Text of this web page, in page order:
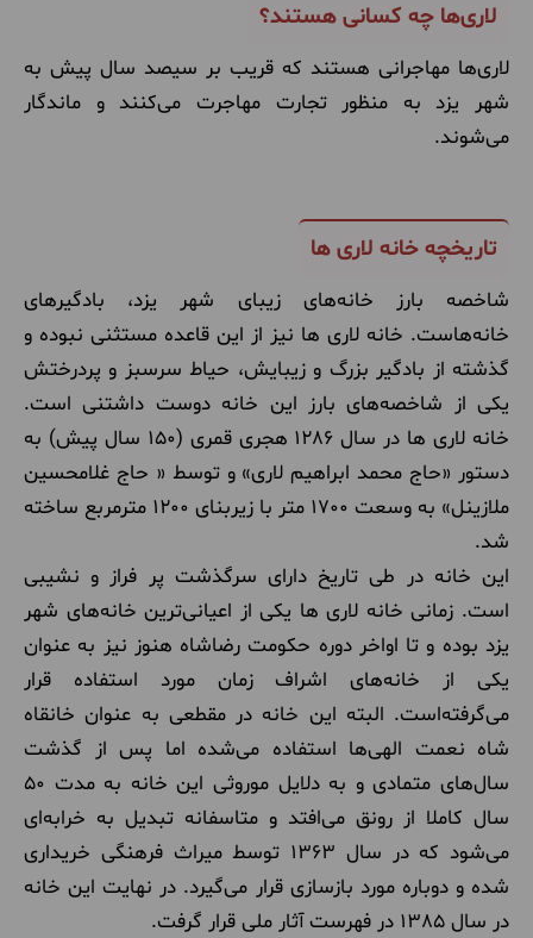
لاری‌ها چه کسانی هستند؟
لاری‌ها مهاجرانی هستند که قریب بر سیصد سال پیش به
شهر یزد به منظور تجارت مهاجرت می‌کنند و ماندگار
می‌شوند.
تاریخچه خانه لاری ها
شاخصه بارز خانه‌های زیبای شهر یزد، بادگیرهای
خانه‌هاست. خانه لاری ها نیز از این قاعده مستثنی نبوده و
گذشته از بادگیر بزرگ و زیبایش، حیاط سرسبز و پردرختش
یکی از شاخصه‌های بارز این خانه دوست داشتنی است.
خانه لاری ها در سال 1286 هجری قمری (150 سال پیش) به
دستور «حاج محمد ابراهیم لاری» و توسط « حاج غلامحسین
ملازینل» به وسعت 1700 متر با زیربنای 1200 مترمربع ساخته
شد.
این خانه در طی تاریخ دارای سرگذشت پر فراز و نشیبی
است. زمانی خانه لاری ها یکی از اعیانی‌ترین خانه‌های شهر
یزد بوده و تا اواخر دوره حکومت رضاشاه هنوز نیز به عنوان
یکی از خانه‌های اشراف زمان مورد استفاده قرار
می‌گرفته‌است. البته این خانه در مقطعی به عنوان خانقاه
شاه نعمت الهی‌ها استفاده می‌شده‌ اما پس از گذشت
سال‌های متمادی و به دلایل موروثی این خانه به مدت 50
سال کاملا از رونق می‌افتد و متاسفانه تبدیل به خرابه‌ای
می‌شود که در سال 1363 توسط میراث فرهنگی خریداری
شده و دوباره مورد بازسازی قرار می‌گیرد. در نهایت این خانه
در سال 1385 در فهرست آثار ملی قرار گرفت.